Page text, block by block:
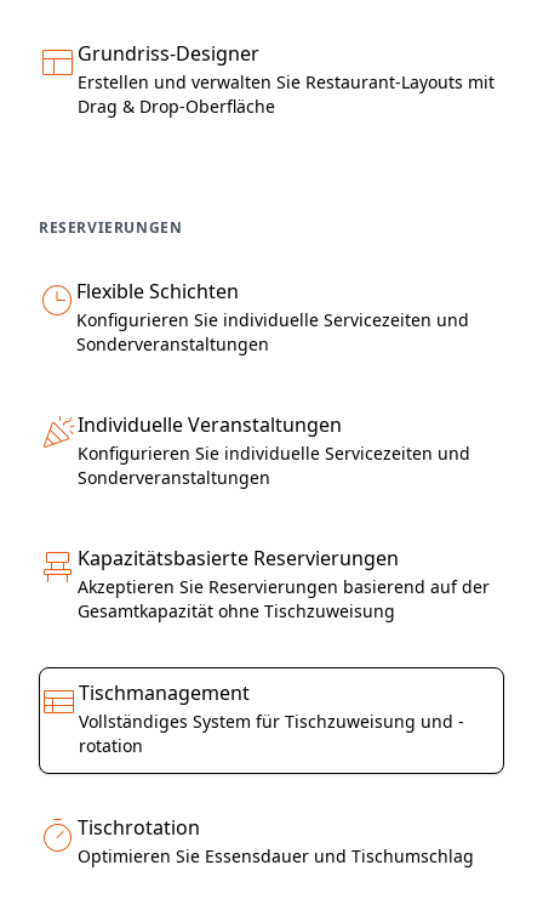
Grundriss-Designer
Erstellen und verwalten Sie Restaurant-Layouts mit
Drag & Drop-Oberfläche
RESERVIERUNGEN
Flexible Schichten
Konfigurieren Sie individuelle Servicezeiten und
Sonderveranstaltungen
Individuelle Veranstaltungen
Konfigurieren Sie individuelle Servicezeiten und
Sonderveranstaltungen
Kapazitätsbasierte Reservierungen
Akzeptieren Sie Reservierungen basierend auf der
Gesamtkapazität ohne Tischzuweisung
Tischmanagement
Vollständiges System für Tischzuweisung und -
rotation
Tischrotation
Optimieren Sie Essensdauer und Tischumschlag